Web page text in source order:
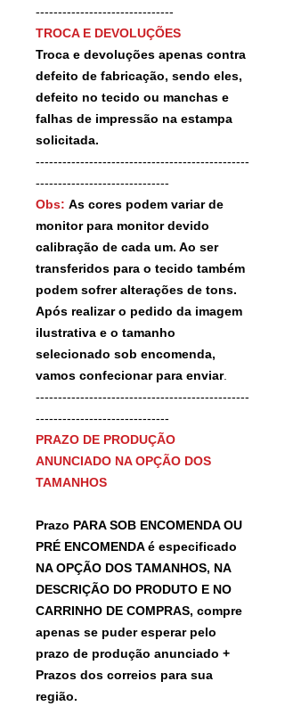
-------------------------------
TROCA E DEVOLUÇÕES
Troca e devoluções apenas contra
defeito de fabricação, sendo eles,
defeito no tecido ou manchas e
falhas de impressão na estampa
solicitada.
------------------------------------------------
------------------------------
Obs: As cores podem variar de
monitor para monitor devido
calibração de cada um. Ao ser
transferidos para o tecido também
podem sofrer alterações de tons.
Após realizar o pedido da imagem
ilustrativa e o tamanho
selecionado sob encomenda,
vamos confecionar para enviar.
------------------------------------------------
------------------------------
PRAZO DE PRODUÇÃO
ANUNCIADO NA OPÇÃO DOS
TAMANHOS
Prazo PARA SOB ENCOMENDA OU
PRÉ ENCOMENDA é especificado
NA OPÇÃO DOS TAMANHOS, NA
DESCRIÇÃO DO PRODUTO E NO
CARRINHO DE COMPRAS, compre
apenas se puder esperar pelo
prazo de produção anunciado +
Prazos dos correios para sua
região.